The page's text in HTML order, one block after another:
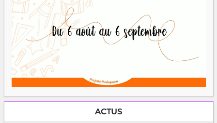
ACTUS